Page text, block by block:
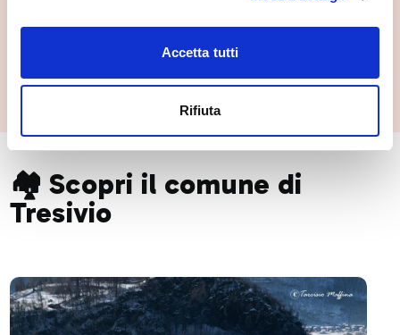
Accetta tutti
Rifiuta
🏘️ Scopri il comune di
Tresivio